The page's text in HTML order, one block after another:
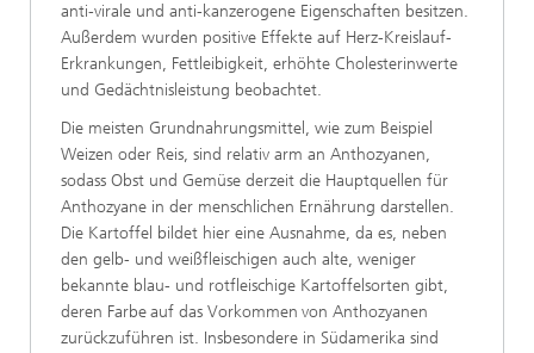
anti-virale und anti-kanzerogene Eigenschaften besitzen.
Außerdem wurden positive Effekte auf Herz-Kreislauf-
Erkrankungen, Fettleibigkeit, erhöhte Cholesterinwerte
und Gedächtnisleistung beobachtet.
Die meisten Grundnahrungsmittel, wie zum Beispiel
Weizen oder Reis, sind relativ arm an Anthozyanen,
sodass Obst und Gemüse derzeit die Hauptquellen für
Anthozyane in der menschlichen Ernährung darstellen.
Die Kartoffel bildet hier eine Ausnahme, da es, neben
den gelb- und weißfleischigen auch alte, weniger
bekannte blau- und rotfleischige Kartoffelsorten gibt,
deren Farbe auf das Vorkommen von Anthozyanen
zurückzuführen ist. Insbesondere in Südamerika sind